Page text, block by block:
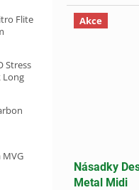
Flite
Stress
Long
Akce
Násadky
Metal Midi